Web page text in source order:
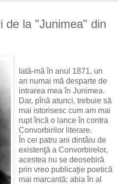
de la "Junimea" din
Iată-mă în anul 1871, un
an numai mă desparte de
intrarea mea în Junimea.
Dar, pînă atunci, trebuie să
mai istorisesc cum am mai
rupt încă o lance în contra
Convorbirilor literare.
În cei patru ani dintâiu de
existenţă a Convorbirelor,
acestea nu se deosebiră
prin vreo publicaţie poetică
mai marcantă; abia în al